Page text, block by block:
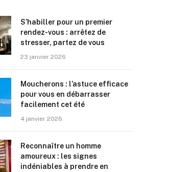
S’habiller pour un premier
rendez-vous : arrêtez de
stresser, partez de vous
23 janvier 2026
Moucherons : l’astuce efficace
pour vous en débarrasser
facilement cet été
4 janvier 2026
Reconnaître un homme
amoureux : les signes
indéniables à prendre en